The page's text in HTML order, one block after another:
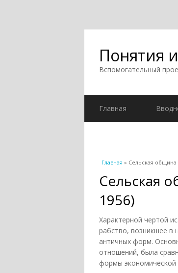
Понятия
Вспомогательный
Главная
Вы здесь
Главная » Сельская
Сельская
1956)
Характерной чертой
рабство, возникшее в
античных форм.
отношений, была
формы экономической